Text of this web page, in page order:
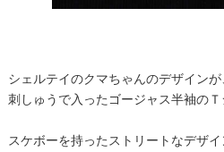
シェルテイのクマちゃんのデザインが
刺しゅうで入ったゴージャス半袖のＴ
スケボーを持ったストリートなデザ